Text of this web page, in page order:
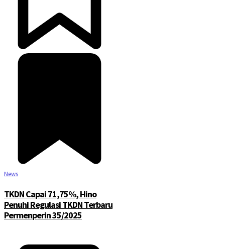
News
TKDN Capai 71,75%, Hino
Penuhi Regulasi TKDN Terbaru
Permenperin 35/2025